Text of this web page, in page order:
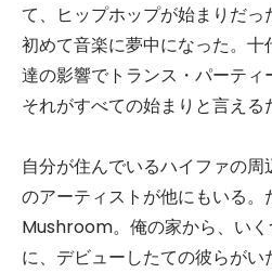
て、ヒップホップが始まりだっ
初めて音楽に夢中になった。
達の影響でトランス・パーティ
それがすべての始まりと言える
自分が住んでいるハイファの
のアーティストが他にもいる
Mushroom。俺の家から、い
に、デビューしたての彼らが